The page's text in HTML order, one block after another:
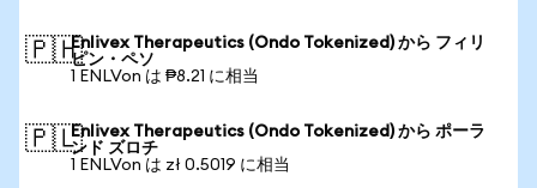
🇵🇭Enlivex Therapeutics (Ondo Tokenized) から フィリ
ピン・ペソ
1 ENLVon は ₱8.21 に相当
🇵🇱Enlivex Therapeutics (Ondo Tokenized) から ポーラ
ンド ズロチ
1 ENLVon は zł 0.5019 に相当